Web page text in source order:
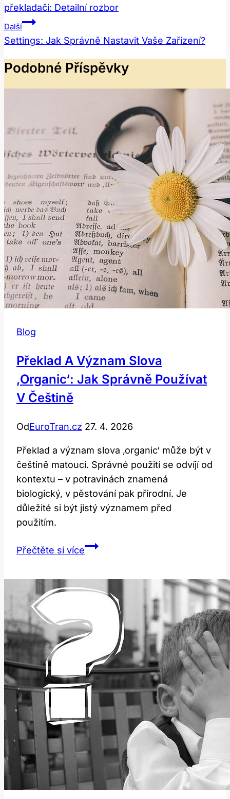
Příspěvek
překladači: Detailní rozbor
Další
Settings: Jak Správně Nastavit Vaše Zařízení?
Podobné Příspěvky
Blog
Překlad A Význam Slova
‚organic‘: Jak Správně Používat
V Češtině
OdEuroTran.cz 27. 4. 2026
Překlad a význam slova ‚organic‘ může být v
češtině matoucí. Správné použití se odvíjí od
kontextu – v potravinách znamená
biologický, v pěstování pak přírodní. Je
důležité si být jistý významem před
použitím.
Přečtěte si vícePřeklad
Slova
‚organic‘:
Jak
Správně
Používat
v
Češtině